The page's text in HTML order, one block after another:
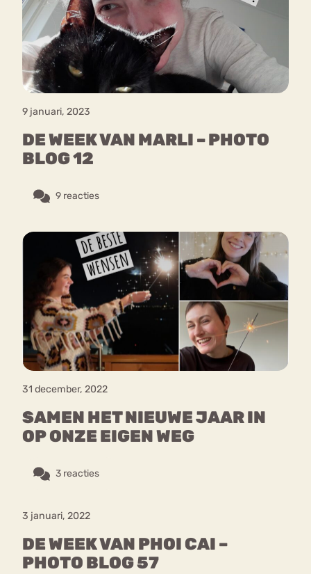
9 januari, 2023
DE WEEK VAN MARLI – PHOTO
BLOG 12
9 reacties
31 december, 2022
SAMEN HET NIEUWE JAAR IN
OP ONZE EIGEN WEG
3 reacties
3 januari, 2022
DE WEEK VAN PHOI CAI –
PHOTO BLOG 57
Chat
Forum
Bouli
mia
Nerv
osa
Eetstoornis Anorexia Nervosa
Eetbuien
Orthorexia
Afvallen Angst